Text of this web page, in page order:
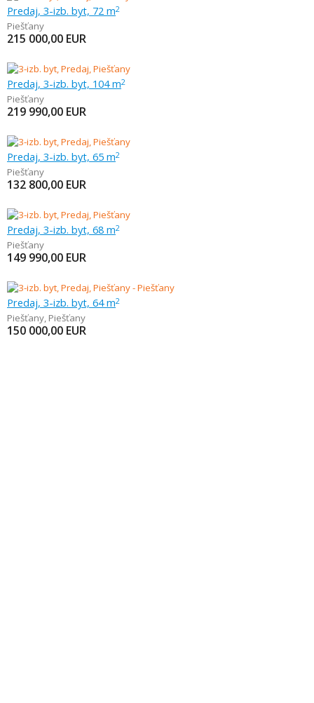
Predaj, 3-izb. byt, 72 m2
Piešťany
215 000,00 EUR
Predaj, 3-izb. byt, 104 m2
Piešťany
219 990,00 EUR
Predaj, 3-izb. byt, 65 m2
Piešťany
132 800,00 EUR
Predaj, 3-izb. byt, 68 m2
Piešťany
149 990,00 EUR
Predaj, 3-izb. byt, 64 m2
Piešťany, Piešťany
150 000,00 EUR